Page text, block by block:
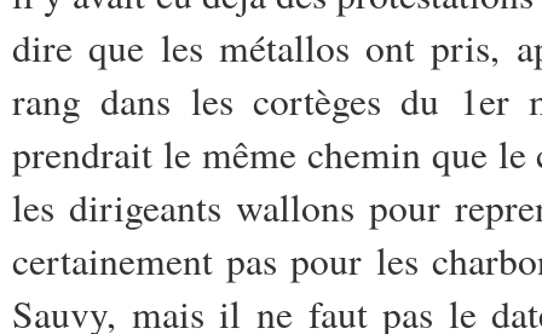
dire que les métallos ont pris,
rang dans les cortèges du 1er
prendrait le même chemin que
les dirigeants wallons pour
certainement pas pour les
Sauvy, mais il ne faut pas le